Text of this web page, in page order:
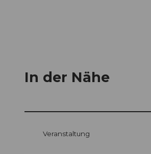
In der Nähe
Veranstaltung